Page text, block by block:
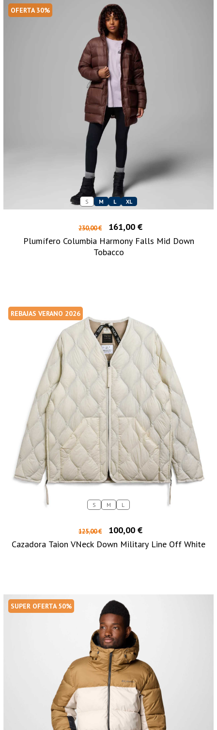
OFERTA 30%
S M L XL
230,00 €
161,00 €
Plumífero Columbia Harmony Falls Mid Down
Tobacco
REBAJAS VERANO 2026
S M L
125,00 €
100,00 €
Cazadora Taion VNeck Down Military Line Off White
SUPER OFERTA 50%